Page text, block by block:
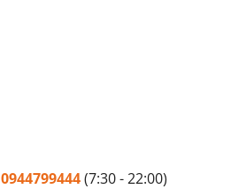
0944799444(7:30 - 22:00)